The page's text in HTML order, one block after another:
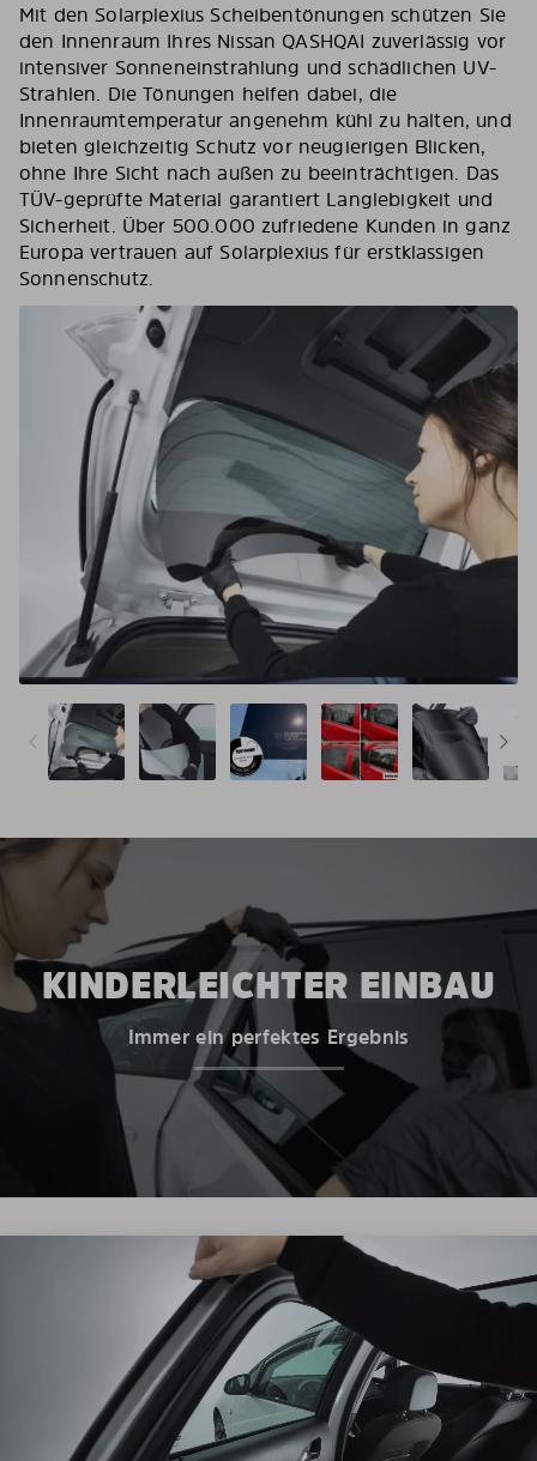
Mit den Solarplexius Scheibentönungen schützen Sie
den Innenraum Ihres Nissan QASHQAI zuverlässig vor
intensiver Sonneneinstrahlung und schädlichen UV-
Strahlen. Die Tönungen helfen dabei, die
Innenraumtemperatur angenehm kühl zu halten, und
bieten gleichzeitig Schutz vor neugierigen Blicken,
ohne Ihre Sicht nach außen zu beeinträchtigen. Das
TÜV-geprüfte Material garantiert Langlebigkeit und
Sicherheit. Über 500.000 zufriedene Kunden in ganz
Europa vertrauen auf Solarplexius für erstklassigen
Sonnenschutz.
KINDERLEICHTER EINBAU
Immer ein perfektes Ergebnis